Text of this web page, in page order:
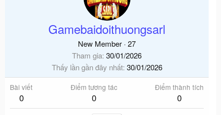
Gamebaidoithuongsarl
New Member · 27
Tham gia 30/01/2026
Thấy lần gần đây nhất 30/01/2026
Bài viết
0
Điểm tương tác
0
Điểm thành tích
0